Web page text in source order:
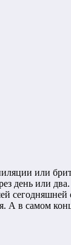
или
день или
сегодняшней
А в самом